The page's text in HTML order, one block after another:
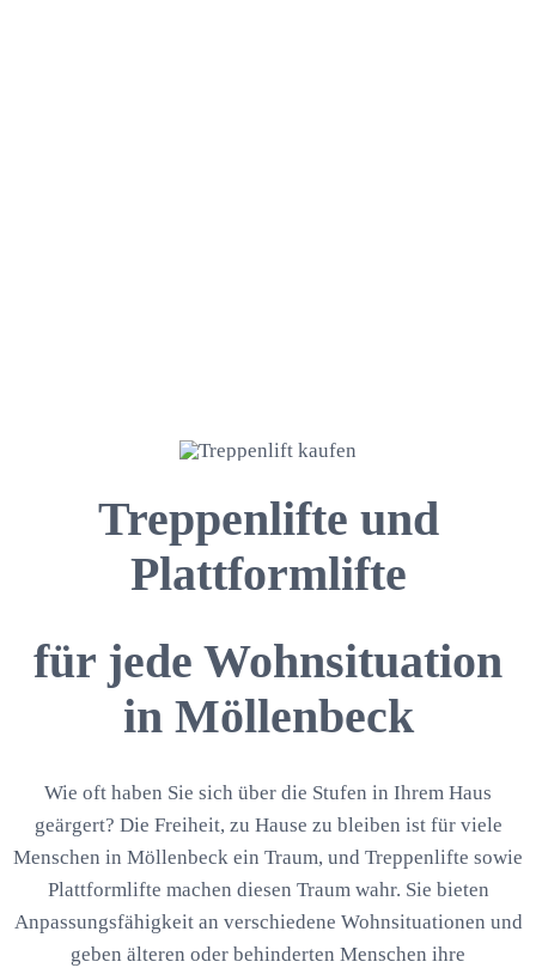
Treppenlifte und
Plattformlifte
für jede Wohnsituation
in Möllenbeck
Wie oft haben Sie sich über die Stufen in Ihrem Haus
geärgert? Die Freiheit, zu Hause zu bleiben ist für viele
Menschen in Möllenbeck ein Traum, und Treppenlifte sowie
Plattformlifte machen diesen Traum wahr. Sie bieten
Anpassungsfähigkeit an verschiedene Wohnsituationen und
geben älteren oder behinderten Menschen ihre